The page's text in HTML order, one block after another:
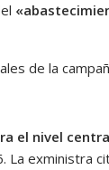
de la
el nivel
La exministra